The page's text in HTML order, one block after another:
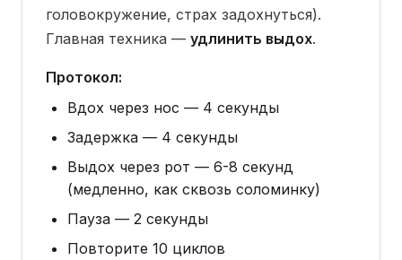
головокружение, страх задохнуться).
Главная техника — удлинить выдох.
Протокол:
Вдох через нос — 4 секунды
Задержка — 4 секунды
Выдох через рот — 6-8 секунд
(медленно, как сквозь соломинку)
Пауза — 2 секунды
Повторите 10 циклов